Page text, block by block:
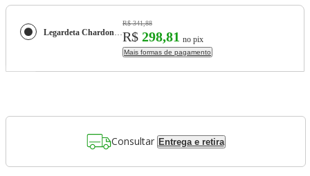
Legardeta Chardonnay 2022 (Chivite) 750ml
R$ 341,88
R$ 298,81 no pix
Mais formas de pagamento
Consultar Entrega e retira